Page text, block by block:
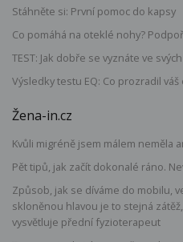
Stáhněte si: První pomoc do kapsy
Co pomáhá na oteklé nohy?
TEST: Jak dobře se vyznáte ve
Výsledky testu EQ: Co prozradil
Žena-in.cz
Kvůli migréně jsem málem neměla
Pět tipů, jak začít dokonalé ráno.
Způsob, jak se díváme do mobilu,
skloněnou hlavou je to stejná
vysvětluje přední fyzioterapeut